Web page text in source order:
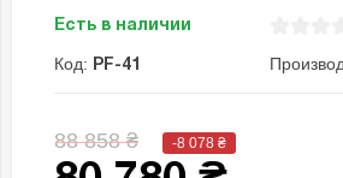
Есть в наличии
Код: PF-41
88 858 ₴ -8 078 ₴